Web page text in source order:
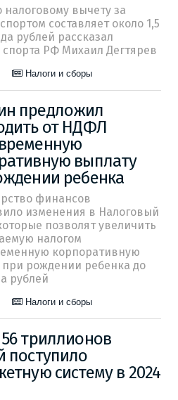
налоговому вычету за
составляет около 1,5
рублей рассказал
РФ Михаил Дегтярев
Налоги и сборы
предложил
от НДФЛ
выплату
ребенка
финансов
изменения в Налоговый
позволят увеличить
налогом
корпоративную
при рождении ребенка до
рублей
Налоги и сборы
триллионов
поступило
систему в 2024